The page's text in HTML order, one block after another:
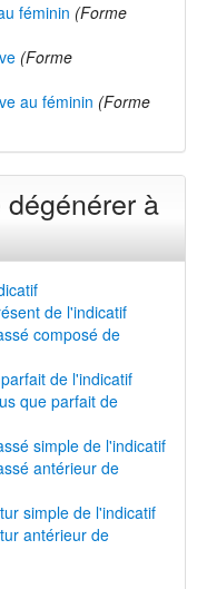
féminin (Forme
(Forme
au féminin (Forme
à
de l'indicatif
composé de
de l'indicatif
que parfait de
simple de l'indicatif
antérieur de
simple de l'indicatif
antérieur de